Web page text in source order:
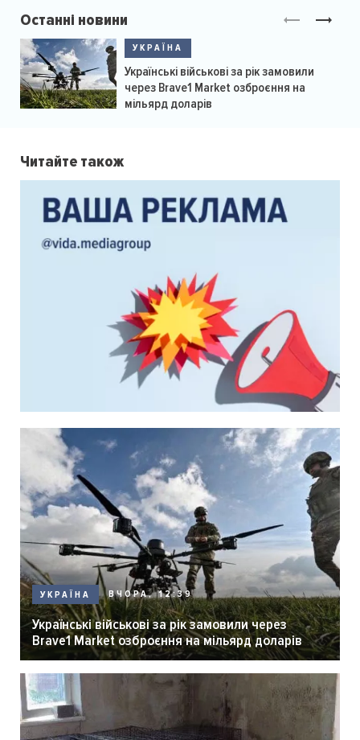
Останні новини
УКРАЇНА
Українські військові за рік замовили
через Brave1 Market озброєння на
мільярд доларів
Читайте також
УКРАЇНА ВЧОРА, 12:39
Українські військові за рік замовили через
Brave1 Market озброєння на мільярд доларів